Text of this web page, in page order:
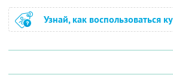
Узнай, как воспользоваться